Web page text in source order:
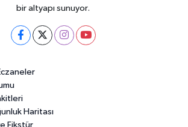
bir altyapı sunuyor.
Haritası
Fikstür